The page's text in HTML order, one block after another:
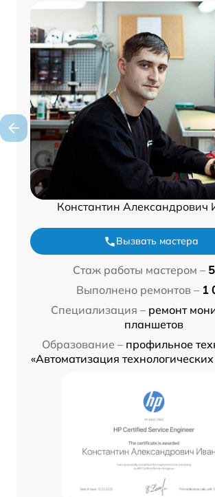
Константин Александрович
Вызвать мастера
Стаж работы мастером –
Выполнено ремонтов – 1
Специализация – ремонт
планшетов
Образование – профильное
«Автоматизация